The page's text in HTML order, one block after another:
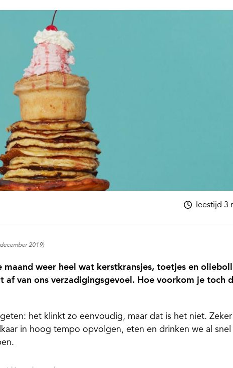
leestijd 3
2019)
maand weer heel wat kerstkransjes, toetjes en
van ons verzadigingsgevoel. Hoe voorkom je toch
het klinkt zo eenvoudig, maar dat is het niet.
in hoog tempo opvolgen, eten en drinken we al